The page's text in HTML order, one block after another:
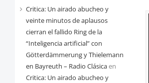
Critica: Un airado abucheo y
veinte minutos de aplausos
cierran el fallido Ring de la
“Inteligencia artificial” con
Götterdämmerung y Thielemann
en Bayreuth – Radio Clásicaen
Critica: Un airado abucheo y